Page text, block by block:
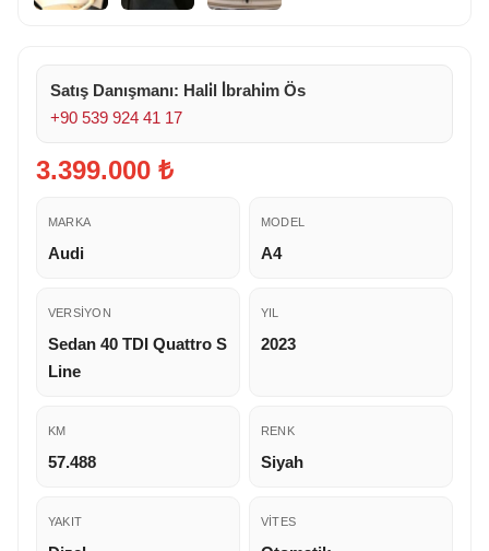
Satış Danışmanı: Hali̇l İ̇brahi̇m Ös
+90 539 924 41 17
3.399.000 ₺
MARKA
Audi
MODEL
A4
VERSIYON
Sedan 40 TDI Quattro S
Line
YIL
2023
KM
57.488
RENK
Siyah
YAKIT VITES